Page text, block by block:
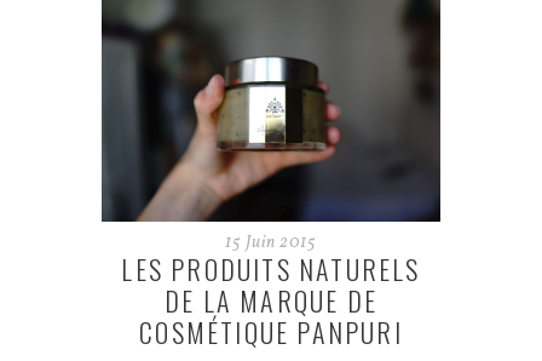
15 Juin 2015
LES PRODUITS NATURELS
DE LA MARQUE DE
COSMÉTIQUE PANPURI